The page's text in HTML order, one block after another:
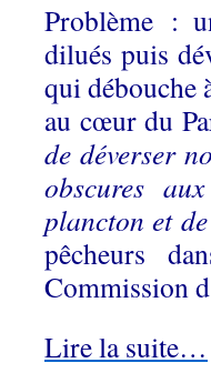
Problème :
dilués puis
qui débouche
au cœur du
de déverser
obscures
plancton et
pêcheurs
Commission
Lire la suite…